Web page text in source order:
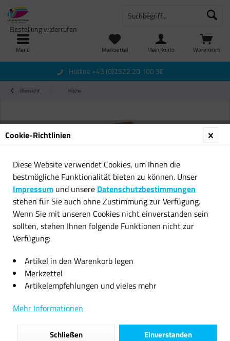
Menü Warenkorb
Merkzettel
Bestellung widerrufen
Mein Konto
Hotline +43 (0)2522 20 100 30
Übersicht Küche
3er Set Bambus Schneidebretter
Servierbrettchen Schneidebrett
Küchenbrett Brottbrett
Cookie-Richtlinien
Diese Website verwendet Cookies, um Ihnen die
bestmögliche Funktionalität bieten zu können. Unser
Impressum und unsere Datenschutzbestimmungen
stehen für Sie auch ohne Zustimmung zur Verfügung.
Wenn Sie mit unseren Cookies nicht einverstanden sein
sollten, stehen Ihnen folgende Funktionen nicht zur
Verfügung:
Artikel in den Warenkorb legen
Merkzettel
Artikelempfehlungen und vieles mehr
Mehr Informationen
Einverstanden
Schließen